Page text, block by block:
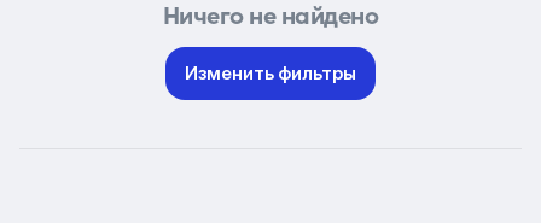
Ничего не найдено
Изменить фильтры